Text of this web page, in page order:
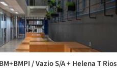
/ Vazio S/A + Helena T Rios